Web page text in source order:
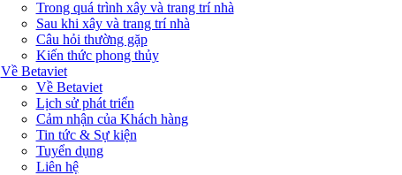
Trong quá trình xây và trang trí nhà
Sau khi xây và trang trí nhà
Câu hỏi thường gặp
Kiến thức phong thủy
Về Betaviet
Về Betaviet
Lịch sử phát triển
Cảm nhận của Khách hàng
Tin tức & Sự kiện
Tuyển dụng
Liên hệ